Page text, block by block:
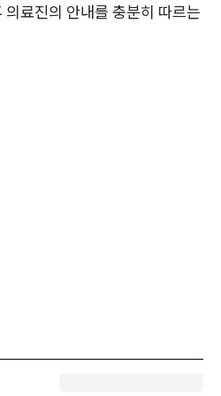
료진의 안내를 충분히 따르는